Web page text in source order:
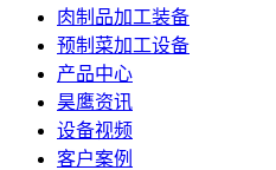
肉制品加工装备
预制菜加工设备
产品中心
昊鹰资讯
设备视频
客户案例